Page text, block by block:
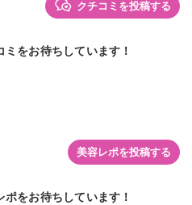
クチコミを投稿する
をお待ちしています！
美容レポを投稿する
をお待ちしています！